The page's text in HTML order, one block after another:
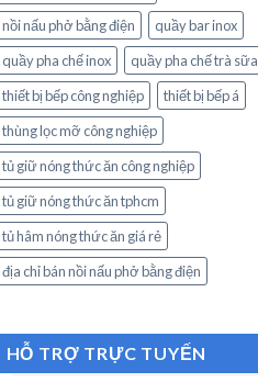
nồi nấu phở bằng điện
quầy bar inox
quầy pha chế inox
quầy pha chế trà sữa
thiết bị bếp công nghiệp
thiết bị bếp á
thùng lọc mỡ công nghiệp
tủ giữ nóng thức ăn công nghiệp
tủ giữ nóng thức ăn tphcm
tủ hâm nóng thức ăn giá rẻ
địa chỉ bán nồi nấu phở bằng điện
HỖ TRỢ TRỰC TUYẾN